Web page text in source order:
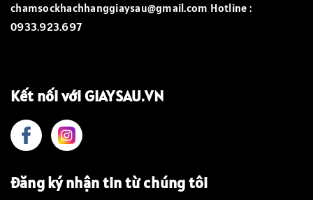
chamsockhachhanggiaysau@gmail.com Hotline :
0933.923.697
Kết nối với GIAYSAU.VN
Đăng ký nhận tin từ chúng tôi